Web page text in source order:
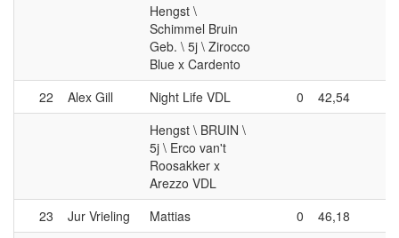
Hengst \
Schimmel Bruin
Geb. \ 5j \ Zirocco
Blue x Cardento
22
Alex Gill Night Life VDL 0 42,54
Hengst \ BRUIN \
5j \ Erco van't
Roosakker x
Arezzo VDL
23
Jur Vrieling Mattias 0 46,18